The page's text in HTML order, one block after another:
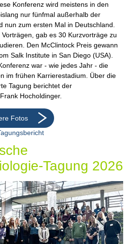
Konferenz wird meistens in den
nur fünfmal außerhalb der
nun zum ersten Mal in Deutschland.
gab es 30 Kurzvorträge zu
Den McClintock Preis gewann
Salk Institute in San Diego (USA).
war - wie jedes Jahr - die
im frühen Karrierestadium. Über die
Tagung berichtet der
Hocholdinger.
Fotos
Tagung 2026